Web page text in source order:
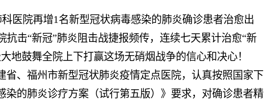
医院再增1名新型冠状病毒感染的肺炎确诊患者治愈出
抗击“新冠”肺炎阻击战捷报频传，连续七天累计治愈“新
地鼓舞全院上下打赢这场无硝烟战争的信心和决心！
省、福州市新型冠状肺炎疫情定点医院，认真按照国家下
染的肺炎诊疗方案（试行第五版）》要求，对确诊患者精